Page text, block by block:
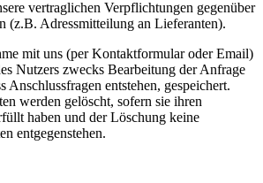
vertraglichen Verpflichtungen gegenüber
(z.B. Adressmitteilung an Lieferanten).
mit uns (per Kontaktformular oder Email)
Nutzers zwecks Bearbeitung der Anfrage
Anschlussfragen entstehen, gespeichert.
werden gelöscht, sofern sie ihren
haben und der Löschung keine
entgegenstehen.